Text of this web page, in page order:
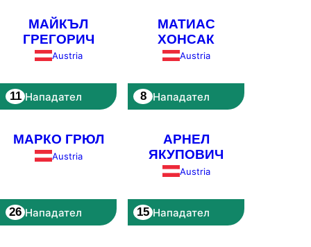
МАЙКЪЛ
ГРЕГОРИЧ
Austria
11 Нападател
МАТИАС
ХОНСАК
Austria
8 Нападател
МАРКО ГРЮЛ
Austria
26 Нападател
АРНЕЛ
ЯКУПОВИЧ
Austria
15 Нападател